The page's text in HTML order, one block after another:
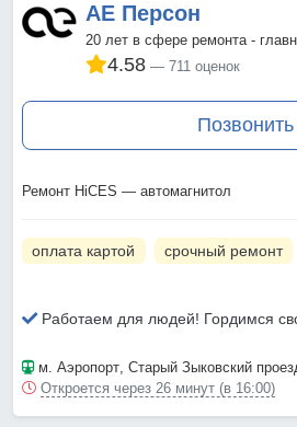
АЕ Персон
20 лет в сфере ремонта -
4.58 711 оценок
Позвонить
Ремонт HiCES — автомагнитол
оплата картой срочный ремонт
Работаем для людей! Гордимся
м. Аэропорт, Старый Зыковский
Откроется через 26 минут (в 16:00)